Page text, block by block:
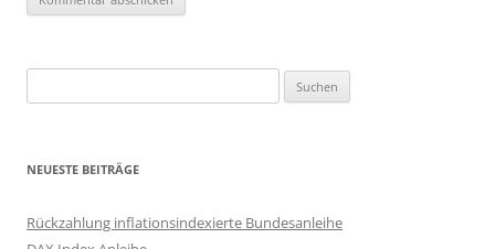
nach:
NEUESTE BEITRÄGE
Rückzahlung inflationsindexierte Bundesanleihe